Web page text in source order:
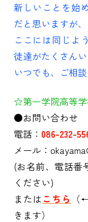
新しいことを始
だと思いますが、
ここには同じよ
徒達がたくさんい
いつでも、ご相
☆第一学院高等
●お問い合わせ
電話： 086-232-
メール：
(お名前、電話番
ください)
または こちら
きます）